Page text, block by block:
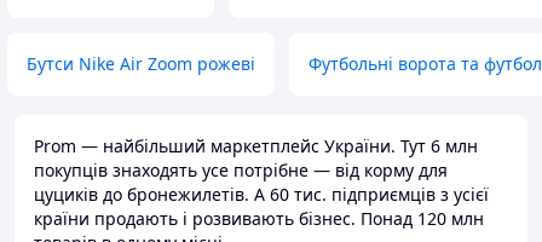
Бутси Nike Air Zoom рожеві Футбольні ворота та
Prom — найбільший маркетплейс України. Тут 6 млн
покупців знаходять усе потрібне — від корму для
цуциків до бронежилетів. А 60 тис. підприємців з усієї
країни продають і розвивають бізнес. Понад 120 млн